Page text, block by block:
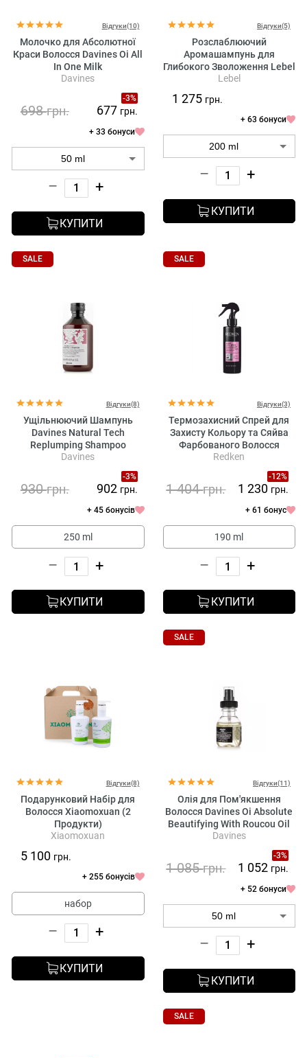
Відгуки(10)
Молочко для Абсолютної
Краси Волоcся Davines Oi All
In One Milk
Davines
-3%
698грн. 677 грн.
+ 33 бонуси
– +
КУПИТИ
Відгуки(5)
Розслаблюючий
Аромашампунь для
Глибокого Зволоження Lebel
IAU Cleansing Relaxment
Lebel
1 275 грн.
+ 63 бонуси
– +
КУПИТИ
SALE
Відгуки(8)
Ущільнюючий Шампунь
Davines Natural Tech
Replumping Shampoo
Davines
-3%
930грн. 902 грн.
+ 45 бонусів
250 ml
– +
КУПИТИ
SALE
Відгуки(3)
Термозахисний Спрей для
Захисту Кольору та Сяйва
Фарбованого Волосся
Redken Acidic Color Gloss
Heat Protection Treatment
Redken
-12%
1 404грн. 1 230 грн.
+ 61 бонус
190 ml
– +
КУПИТИ
Відгуки(8)
Подарунковий Набір для
Волосся Xiaomoxuan (2
Продукти)
Xiaomoxuan
5 100 грн.
+ 255 бонусів
набор
– +
КУПИТИ
SALE
Відгуки(11)
Олія для Пом'якшення
Волосся Davines Oi Absolute
Beautifying With Roucou Oil
Davines
-3%
1 085грн. 1 052 грн.
+ 52 бонуси
– +
КУПИТИ
SALE